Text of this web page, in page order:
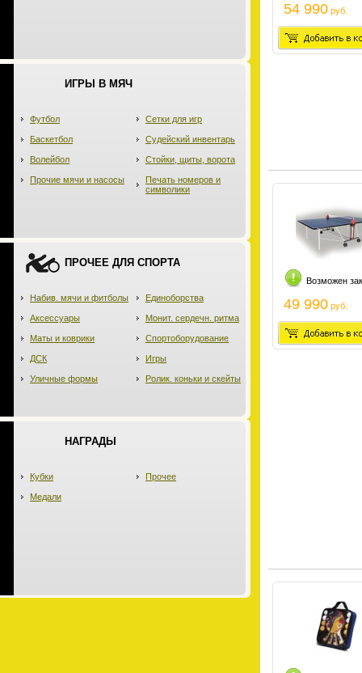
ИГРЫ В МЯЧ
Футбол
Баскетбол
Волейбол
Прочие мячи и насосы
Сетки для игр
Судейский инвентарь
Стойки, щиты, ворота
Печать номеров и
символики
ПРОЧЕЕ ДЛЯ СПОРТА
Набив. мячи и фитболы
Аксессуары
Маты и коврики
ДСК
Уличные формы
Единоборства
Монит. сердечн. ритма
Спортоборудование
Игры
Ролик. коньки и скейты
НАГРАДЫ
Кубки
Медали
Прочее
54 990 руб.
Возможен
49 990 руб.